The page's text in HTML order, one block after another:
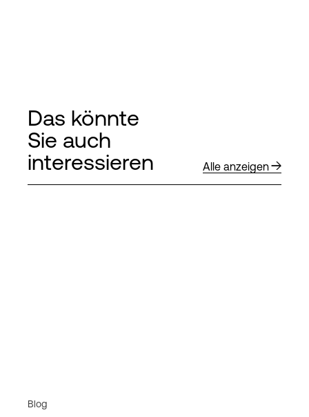
Das könnte
Sie auch
interessieren
Alle anzeigen
Blog